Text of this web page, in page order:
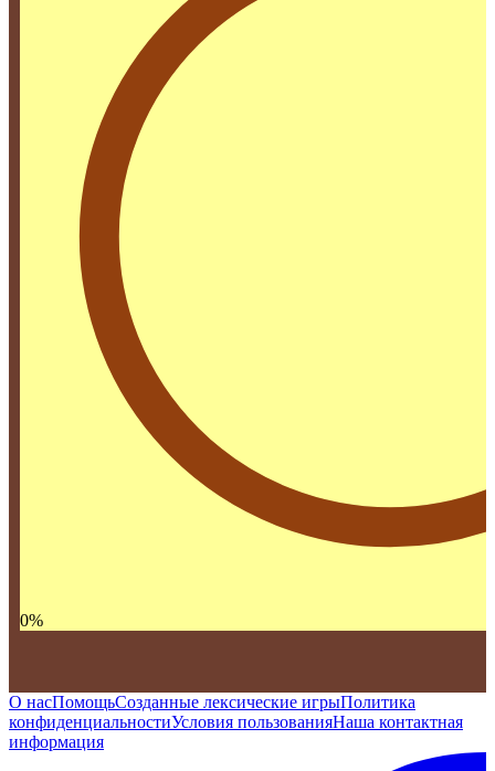
0%
О насПомощьСозданные лексические игрыПолитика
конфиденциальностиУсловия пользованияНаша контактная
информация